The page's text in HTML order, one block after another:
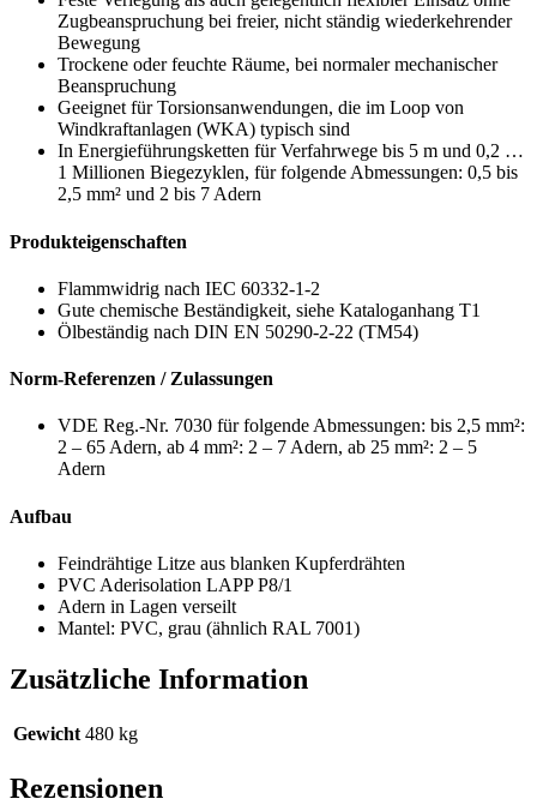
Zugbeanspruchung bei freier, nicht ständig wiederkehrender
Bewegung
Trockene oder feuchte Räume, bei normaler mechanischer
Beanspruchung
Geeignet für Torsionsanwendungen, die im Loop von
Windkraftanlagen (WKA) typisch sind
In Energieführungsketten für Verfahrwege bis 5 m und 0,2 …
1 Millionen Biegezyklen, für folgende Abmessungen: 0,5 bis
2,5 mm² und 2 bis 7 Adern
Produkteigenschaften
Flammwidrig nach IEC 60332-1-2
Gute chemische Beständigkeit, siehe Kataloganhang T1
Ölbeständig nach DIN EN 50290-2-22 (TM54)
Norm-Referenzen / Zulassungen
VDE Reg.-Nr. 7030 für folgende Abmessungen: bis 2,5 mm²:
2 – 65 Adern, ab 4 mm²: 2 – 7 Adern, ab 25 mm²: 2 – 5
Adern
Aufbau
Feindrähtige Litze aus blanken Kupferdrähten
PVC Aderisolation LAPP P8/1
Adern in Lagen verseilt
Mantel: PVC, grau (ähnlich RAL 7001)
Zusätzliche Information
Gewicht 480 kg
Rezensionen